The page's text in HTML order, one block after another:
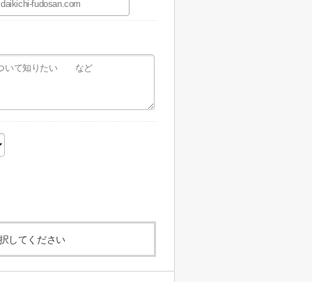
してください